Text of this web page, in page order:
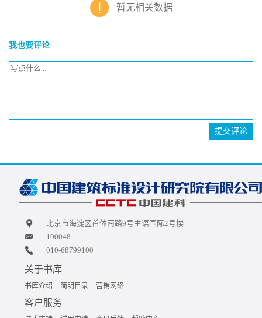
暂无相关数据
我也要评论
提交评论
北京市海淀区首体南路9号主语国际2号楼
100048
010-68799100
关于书库
书库介绍 简明目录 营销网络
客户服务